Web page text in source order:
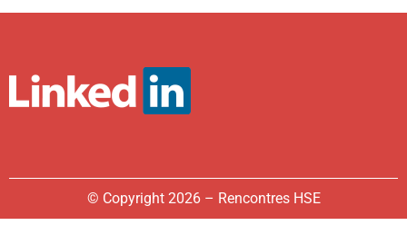
© Copyright 2026 – Rencontres HSE